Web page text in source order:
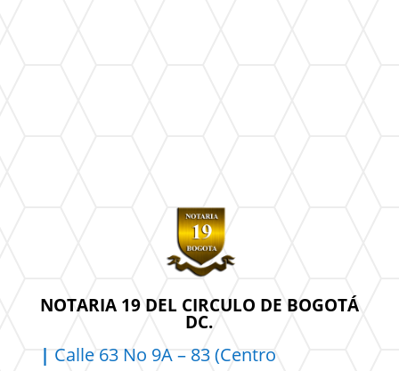
NOTARIA 19 DEL CIRCULO DE BOGOTÁ
DC.
| Calle 63 No 9A – 83 (Centro